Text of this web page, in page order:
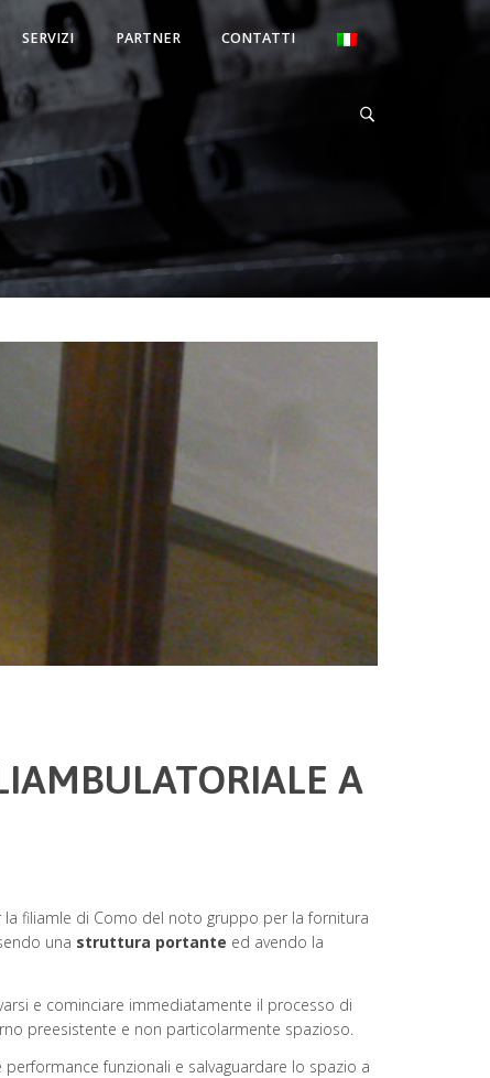
SERVIZI PARTNER CONTATTI
A
la filiamle di Como del noto gruppo per la fornitura
una struttura portante ed avendo la
e cominciare immediatamente il processo di
preesistente e non particolarmente spazioso.
funzionali e salvaguardare lo spazio a